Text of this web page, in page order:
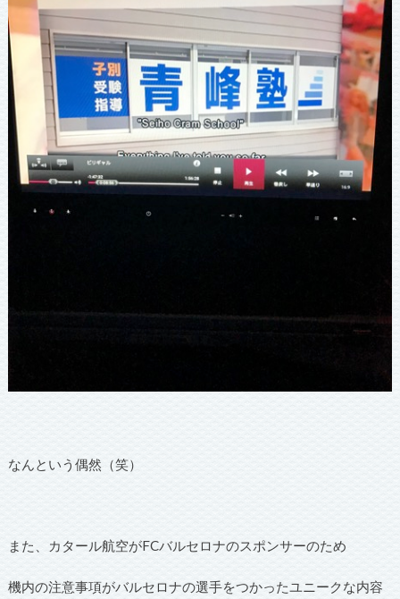
なんという偶然（笑）
また、カタール航空がFCバルセロナのスポンサーのため
機内の注意事項がバルセロナの選手をつかったユニークな内容